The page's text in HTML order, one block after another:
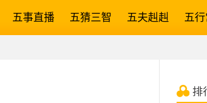
五事直播 五猜三智 五夫赳赳 五
排